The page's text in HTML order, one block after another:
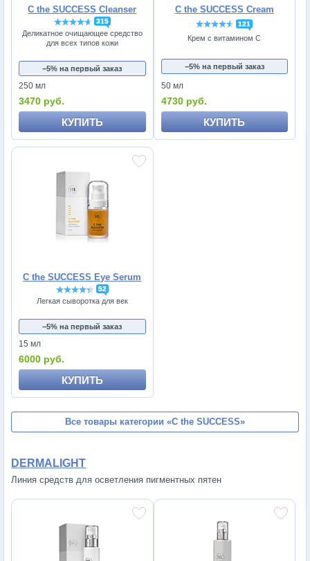
C the SUCCESS Cleanser
315
Деликатное очищающее средство
для всех типов кожи
−5% на первый заказ
250 мл
3470 руб.
КУПИТЬ
C the SUCCESS Cream
121
Крем с витамином С
−5% на первый заказ
50 мл
4730 руб.
КУПИТЬ
C the SUCCESS Eye Serum
52
Легкая сыворотка для век
−5% на первый заказ
15 мл
6000 руб.
КУПИТЬ
Все товары категории «C the SUCCESS»
DERMALIGHT
Линия средств для осветления пигментных пятен